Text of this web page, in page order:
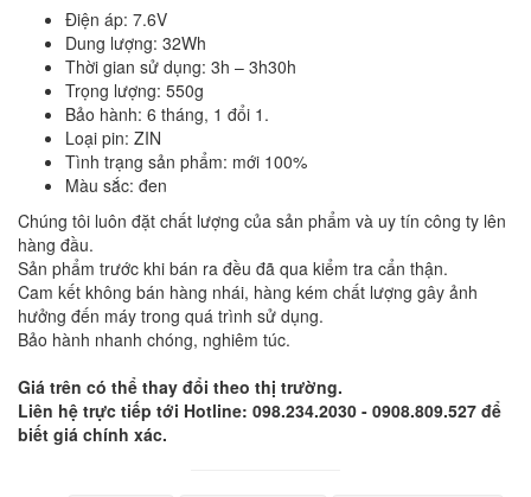
Điện áp: 7.6V
Dung lượng: 32Wh
Thời gian sử dụng: 3h – 3h30h
Trọng lượng: 550g
Bảo hành: 6 tháng, 1 đổi 1.
Loại pin: ZIN
Tình trạng sản phẩm: mới 100%
Màu sắc: đen
Chúng tôi luôn đặt chất lượng của sản phẩm và uy tín công ty lên
hàng đầu.
Sản phẩm trước khi bán ra đều đã qua kiểm tra cẩn thận.
Cam kết không bán hàng nhái, hàng kém chất lượng gây ảnh
hưởng đến máy trong quá trình sử dụng.
Bảo hành nhanh chóng, nghiêm túc.
Giá trên có thể thay đổi theo thị trường.
Liên hệ trực tiếp tới Hotline: 098.234.2030 - 0908.809.527 để
biết giá chính xác.